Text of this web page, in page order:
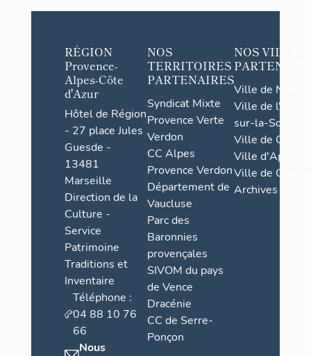
RÉGION
Provence-
Alpes-Côte
d'Azur
Hôtel de Région
- 27 place Jules
Guesde -
13481
Marseille
Direction de la
Culture -
Service
Patrimoine
Traditions et
Inventaire
Téléphone :
04 88 10 76
66
Nous
NOS
TERRITOIRES
PARTENAIRES
Syndicat Mixte
Provence Verte
Verdon
CC Alpes
Provence Verdon
Département de
Vaucluse
Parc des
Baronnies
provençales
SIVOM du pays
de Vence
Dracénie
CC de Serre-
Ponçon
NOS VILLES
Ville de Nice
Ville de l'Isle-
sur-la-Sorgue
Ville de Grasse
Ville d'Apt
Ville de
Archives